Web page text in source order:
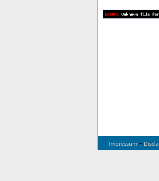
Impressum -